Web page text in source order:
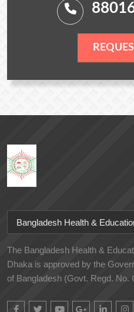
The Bangladesh Health &
Dhaka is approved by the
of Bangladesh (Govt. Regd. No.